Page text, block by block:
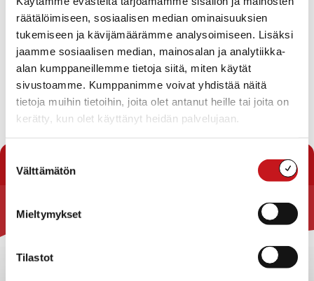
räätälöimiseen, sosiaalisen median ominaisuuksien
tukemiseen ja kävijämäärämme analysoimiseen. Lisäksi
jaamme sosiaalisen median, mainosalan ja analytiikka-
alan kumppaneillemme tietoja siitä, miten käytät
sivustoamme. Kumppanimme voivat yhdistää näitä
tietoja muihin tietoihin, joita olet antanut heille tai joita on
kerätty, kun olet käyttänyt heidän palvelujaan.
valinta
Välttämätön
Mieltymykset
Tilastot
Kunnallinen vesi- ja viemäriverkosto suunnitteilla.
Lisätietoja:
Rakennustarkastaja Laura Paloniemi, puh.040 358 7787,
laura.paloniemi@rautalampi.fi
Sijainti kartalla
Rautalammin kunta